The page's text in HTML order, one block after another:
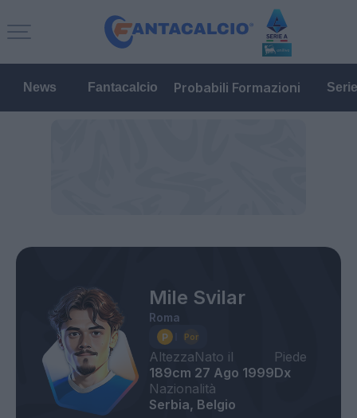
News Fantacalcio Probabili Formazioni
Mile Svilar
Roma
Altezza
189cm
Nato il
27 Ago 1999
Piede
Dx
Nazionalità
Serbia, Belgio